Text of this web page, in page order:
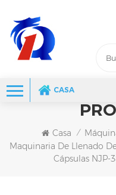
CASA
Casa /
Maquinaria De Llenado
Cápsulas